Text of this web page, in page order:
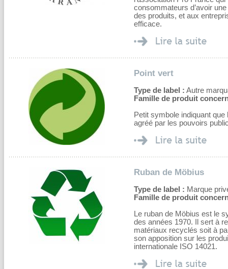
consommateurs d’avoir
des produits, et aux
efficace.
Point vert
Type de label : Autre
Famille de produit
Petit symbole indiquant
agréé par les pouvoirs
Ruban de Möbius
Type de label : Marque
Famille de produit
Le ruban de Möbius est le
des années 1970. Il sert à
matériaux recyclés soit à
son apposition sur les
internationale ISO 14021.